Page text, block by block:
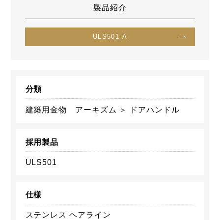
製品紹介
ULS501-A
分類
建築用金物 アーキズム ＞ ドアハンドル
採用製品
ULS501
仕様
ステンレス ヘアライン